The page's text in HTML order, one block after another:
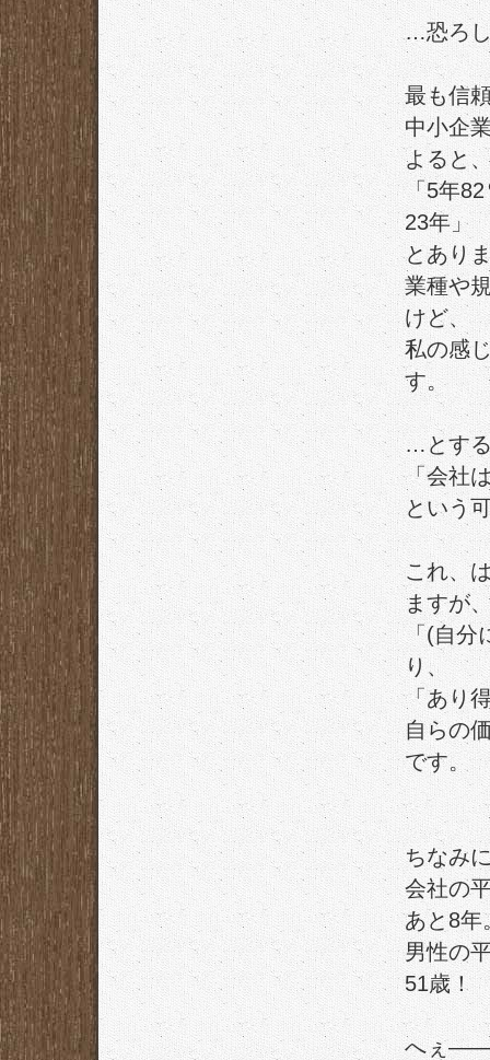
…恐ろ
最も信
中小企
よると
「5年
23年」
とあり
業種や
けど、
私の感
す。
…とす
「会社
という
これ、
ますが
「(自分
り、
「あり
自らの
です。
ちなみ
会社の
あと8年
男性の
51歳！
へぇ